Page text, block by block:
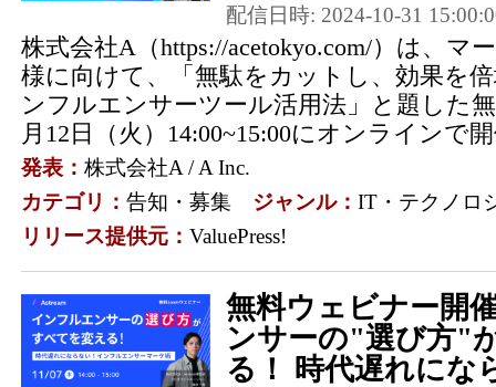
配信日時: 2024-10-31
株式会社A（https://acetokyo.com/）は、マ
様に向けて、「無駄をカットし、効果を
ンフルエンサーツール活用法」と題した
月12日（火）14:00~15:00にオンラインで
発表： 株式会社A / A Inc.
カテゴリ： 告知・募集 ジャンル： IT・テクノロ
リリース提供元： ValuePress!
無料ウェビナー開
ンサーの"選び方"
る！ 時代遅れにな